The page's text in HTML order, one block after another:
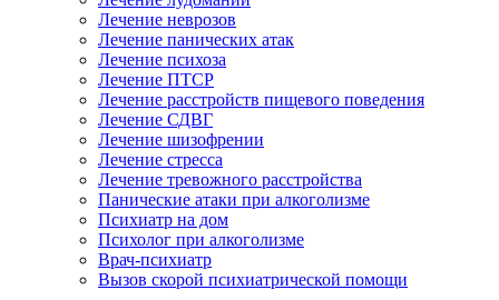
Лечение неврозов
Лечение панических атак
Лечение психоза
Лечение ПТСР
Лечение расстройств пищевого поведения
Лечение СДВГ
Лечение шизофрении
Лечение стресса
Лечение тревожного расстройства
Панические атаки при алкоголизме
Психиатр на дом
Психолог при алкоголизме
Врач-психиатр
Вызов скорой психиатрической помощи